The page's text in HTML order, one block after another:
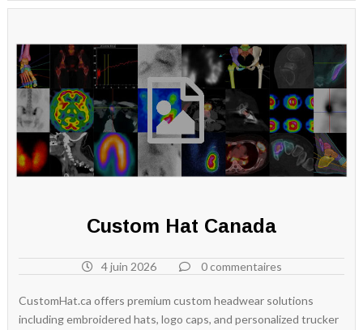
Custom Hat Canada
4 juin 2026 0 commentaires
CustomHat.ca offers premium custom headwear solutions
including embroidered hats, logo caps, and personalized trucker